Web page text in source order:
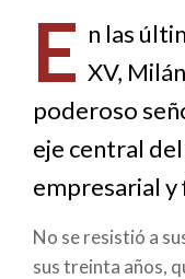
de
ayuda
a
la
E n las
XV,
poderoso
eje central
empresarial y
No se resistió a
sus treinta años,